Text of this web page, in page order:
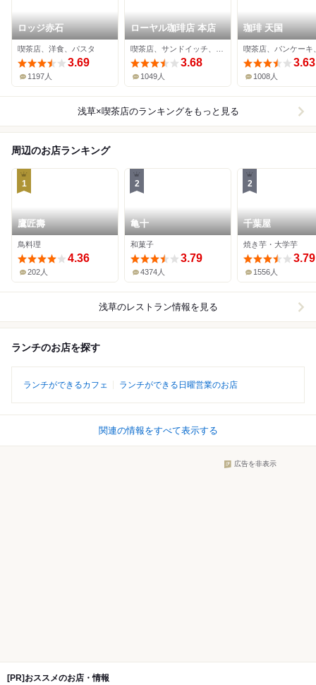
ロッジ赤石
喫茶店、洋食、パスタ
3.69
1197人
ローヤル珈琲店 本店
3.68
1049人
珈琲 天国
3.63
1008人
浅草×喫茶店のランキングをもっと見る
周辺のお店ランキング
1
鷹匠壽
鳥料理
4.36
202人
2
亀十
和菓子
3.79
4374人
2
千葉屋
焼き芋・大学芋
3.79
1556人
浅草のレストラン情報を見る
ランチのお店を探す
ランチができるカフェ ランチができる日曜営業のお店
関連の情報をすべて表示する
広告を非表示
[PR]おススメのお店・情報